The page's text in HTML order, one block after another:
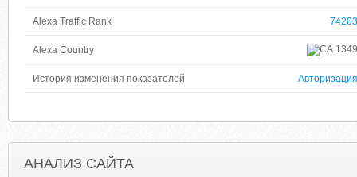
Alexa Traffic Rank 74203
Alexa Country 1349
История изменения показателей Авторизация
АНАЛИЗ САЙТА